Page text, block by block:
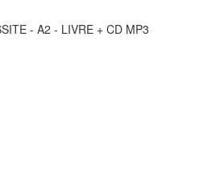
- A2 - LIVRE + CD MP3